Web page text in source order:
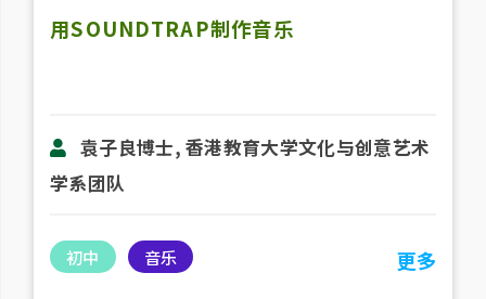
用SOUNDTRAP制作音乐
袁子良博士, 香港教育大学文化与创意艺术
学系团队
初中 音乐 更多